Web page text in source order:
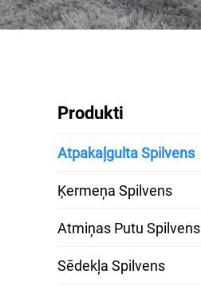
Produkti
Atpakaļgulta Spilvens
Ķermeņa Spilvens
Atmiņas Putu Spilvens
Sēdekļa Spilvens